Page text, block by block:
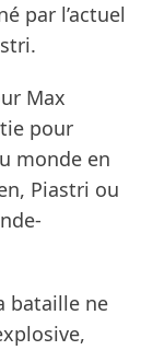
par l’actuel
Max
pour
monde en
Piastri ou
bataille ne